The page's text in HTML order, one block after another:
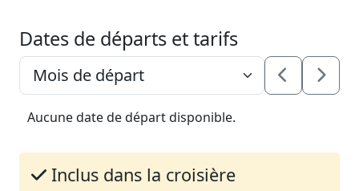
Dates de départs et tarifs
Aucune date de départ disponible.
Inclus dans la croisière